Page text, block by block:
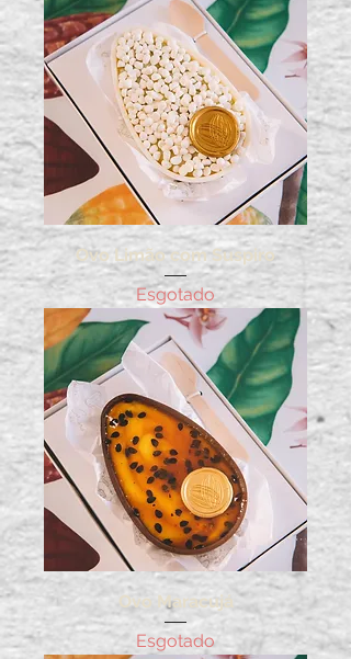
Ovo Limão com Suspiro
Esgotado
Ovo Maracujá
Esgotado